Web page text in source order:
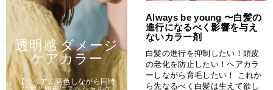
Always be young 〜白髪の
進行になるべく影響を与え
ないカラー剤
白髪の進行を抑制したい！頭皮
の老化を防止したい！ヘアカラ
ーしながら育毛したい！ これか
ら先なるべく白髪は生えて欲し
透明感 ダメージ
ケアカラー
【クリアに発色しながら同時